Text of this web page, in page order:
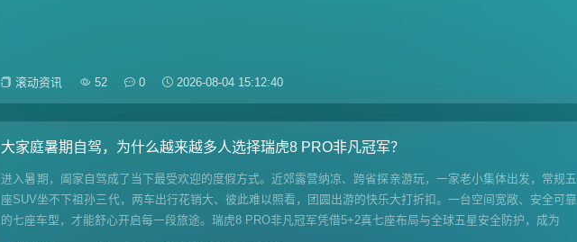
滚动资讯 52 0 2026-08-04 15:12:40
大家庭暑期自驾，为什么越来越多人选择瑞虎8 PRO非凡冠军？
进入暑期，阖家自驾成了当下最受欢迎的度假方式。近郊露营纳凉、跨省探亲游玩，一家老小集体出发，常规五
座SUV坐不下祖孙三代，两车出行花销大、彼此难以照看，团圆出游的快乐大打折扣。一台空间宽敞、安全可靠
的七座车型，才能舒心开启每一段旅途。瑞虎8 PRO非凡冠军凭借5+2真七座布局与全球五星安全防护，成为